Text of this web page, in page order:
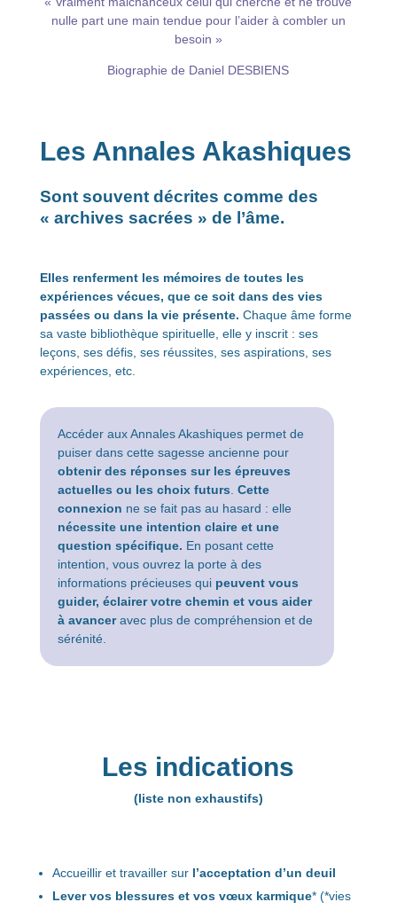
nulle part une main tendue pour l’aider à combler un
besoin »
Biographie de Daniel DESBIENS
Les Annales Akashiques
Sont souvent décrites comme des
« archives sacrées » de l’âme.
Elles renferment les mémoires de toutes les
expériences vécues, que ce soit dans des vies
passées ou dans la vie présente. Chaque âme forme
sa vaste bibliothèque spirituelle, elle y inscrit : ses
leçons, ses défis, ses réussites, ses aspirations, ses
expériences, etc.
Accéder aux Annales Akashiques permet de
puiser dans cette sagesse ancienne pour
obtenir des réponses sur les épreuves
actuelles ou les choix futurs Cette
connexion ne se fait pas au hasard : elle
nécessite une intention claire et une
question spécifique. En posant cette
intention, vous ouvrez la porte à des
informations précieuses qui peuvent vous
guider, éclairer votre chemin et vous aider
à avanceravec plus de compréhension et de
sérénité.
Les indications
(liste non exhaustifs)
Accueillir et travailler sur l’acceptation d’un deuil
Lever vos blessures et vos vœux karmique* (*vies